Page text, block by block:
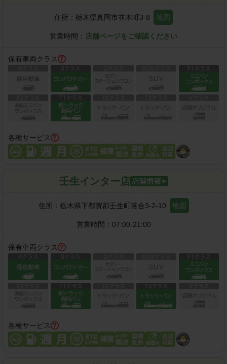
住所： 栃木県真岡市並木町3-8 地図
営業時間： 店舗ページをご確認ください
保有車両クラス
各種サービス
壬生インター店
住所： 栃木県下都賀郡壬生町落合3-2-10 地図
営業時間： 07:00-21:00
保有車両クラス
各種サービス